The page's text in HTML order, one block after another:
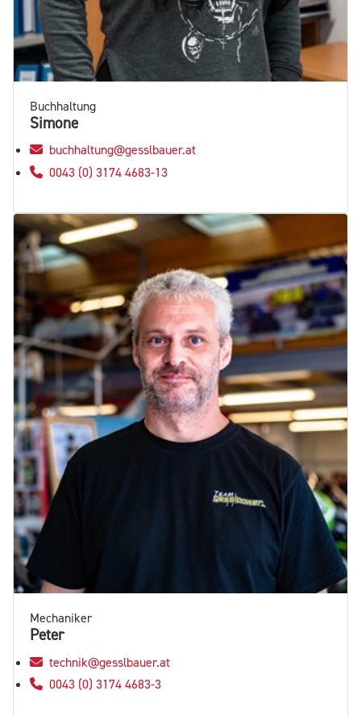
Buchhaltung
Simone
buchhaltung@gesslbauer.at
0043 (0) 3174 4683-13
Mechaniker
Peter
technik@gesslbauer.at
0043 (0) 3174 4683-3